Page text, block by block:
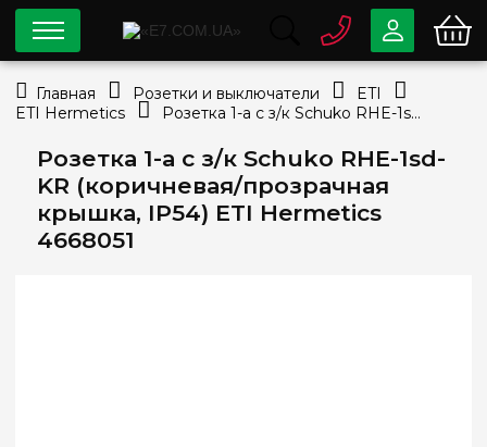
Розетка 1-а с з/к Schuko RHE-1sd-
KR (коричневая/прозрачная
крышка, IP54) ETI Hermetics
4668051
0 80033-63-07
info@e7.com.ua
044334-79-78
Viber Telegram
Главная Розетки и выключатели
ETI
ETI Hermetics
Розетка 1-а с з/к Schuko RHE-1sd-KR (коричневая/прозрачная крышка, IP54) ETI Hermetics 4668051